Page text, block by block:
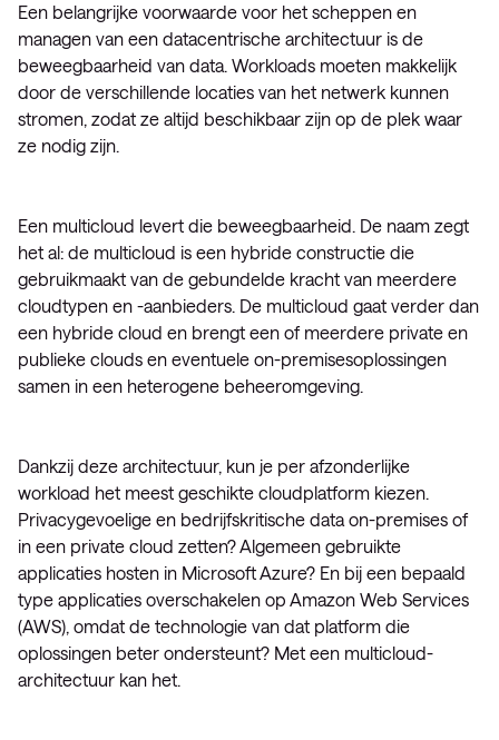
Een belangrijke voorwaarde voor het scheppen en
managen van een datacentrische architectuur is de
beweegbaarheid van data. Workloads moeten makkelijk
door de verschillende locaties van het netwerk kunnen
stromen, zodat ze altijd beschikbaar zijn op de plek waar
ze nodig zijn.
Een multicloud levert die beweegbaarheid. De naam zegt
het al: de multicloud is een hybride constructie die
gebruikmaakt van de gebundelde kracht van meerdere
cloudtypen en -aanbieders. De multicloud gaat verder dan
een hybride cloud en brengt een of meerdere private en
publieke clouds en eventuele on-premisesoplossingen
samen in een heterogene beheeromgeving.
Dankzij deze architectuur, kun je per afzonderlijke
workload het meest geschikte cloudplatform kiezen.
Privacygevoelige en bedrijfskritische data on-premises of
in een private cloud zetten? Algemeen gebruikte
applicaties hosten in Microsoft Azure? En bij een bepaald
type applicaties overschakelen op Amazon Web Services
(AWS), omdat de technologie van dat platform die
oplossingen beter ondersteunt? Met een multicloud-
architectuur kan het.